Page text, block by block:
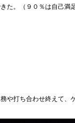
た。（９０％は自己満
や打ち合わせ終えて、